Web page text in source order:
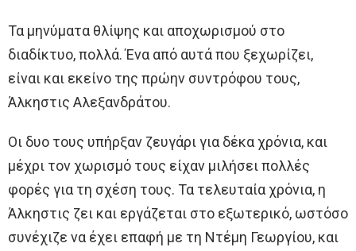
Τα μηνύματα θλίψης και αποχωρισμού στο
διαδίκτυο, πολλά. Ένα από αυτά που ξεχωρίζει,
είναι και εκείνο της πρώην συντρόφου τους,
Άλκηστις Αλεξανδράτου.
Οι δυο τους υπήρξαν ζευγάρι για δέκα χρόνια, και
μέχρι τον χωρισμό τους είχαν μιλήσει πολλές
φορές για τη σχέση τους. Τα τελευταία χρόνια, η
Άλκηστις ζει και εργάζεται στο εξωτερικό, ωστόσο
συνέχιζε να έχει επαφή με τη Ντέμη Γεωργίου, και